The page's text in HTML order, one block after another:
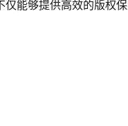
仅能够提供高效的版权保